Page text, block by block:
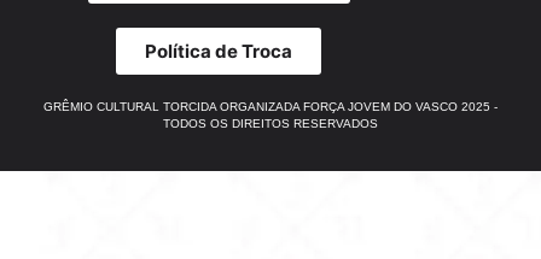
Política de Troca
GRÊMIO CULTURAL TORCIDA ORGANIZADA FORÇA JOVEM DO VASCO 2025 -
TODOS OS DIREITOS RESERVADOS